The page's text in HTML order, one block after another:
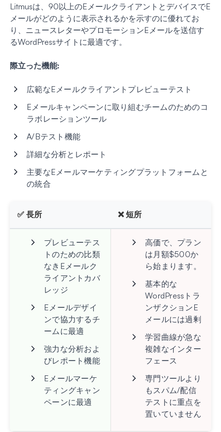
Litmusは、90以上のEメールクライアントとデバイスでE
メールがどのように表示されるかを示すのに優れてお
り、ニュースレターやプロモーションEメールを送信す
るWordPressサイトに最適です。
際立った機能:
広範なEメールクライアントプレビューテスト
Eメールキャンペーンに取り組むチームのためのコ
ラボレーションツール
A/Bテスト機能
詳細な分析とレポート
主要なEメールマーケティングプラットフォームと
の統合
✅ 長所 ❌ 短所
プレビューテス
トのための比類
なきEメールク
ライアントカバ
レッジ
Eメールデザイ
ンで協力するチ
ームに最適
強力な分析およ
びレポート機能
Eメールマーケ
ティングキャン
ペーンに最適
高価で、プラン
は月額$500か
ら始まります。
基本的な
WordPressトラ
ンザクションE
メールには過剰
学習曲線が急な
複雑なインター
フェース
専門ツールより
もスパム/配信
テストに重点を
置いていません